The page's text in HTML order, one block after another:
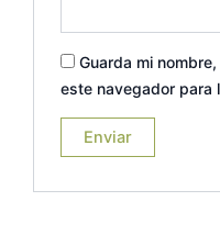
Guarda mi
este navegador para